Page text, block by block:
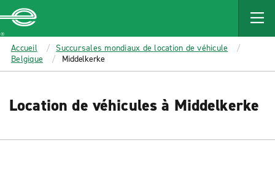
MAIN
CONTENT
Enterprise
Accueil
Succursales mondiaux de location de véhicule
Belgique
Middelkerke
Location de véhicules à Middelkerke